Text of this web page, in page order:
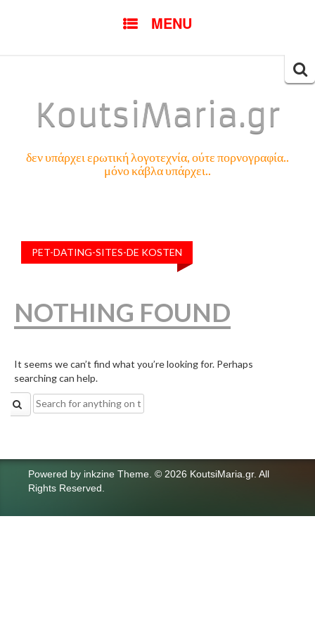
MENU
KoutsiMaria.gr
δεν υπάρχει ερωτική λογοτεχνία, ούτε πορνογραφία..
μόνο κάβλα υπάρχει..
PET-DATING-SITES-DE KOSTEN
NOTHING FOUND
It seems we can’t find what you’re looking for. Perhaps
searching can help.
Search
for:
Powered by inkzine Theme © 2026 KoutsiMaria.gr. All
Rights Reserved.